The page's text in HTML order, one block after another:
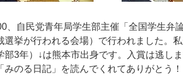
、自民党青年局学生部主催「全国学生弁
選挙が行われる会場）で行われました。
部3年）↓は熊本市出身です。入賞は逃し
みのる日記」を読んでくれてありがとう！